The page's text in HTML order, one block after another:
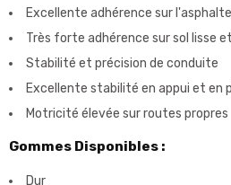
Excellente adhérence sur
Très forte adhérence sur sol lisse
Stabilité et précision de conduite
Excellente stabilité en appui et en
Motricité élevée sur routes propres
Gommes Disponibles :
Dur